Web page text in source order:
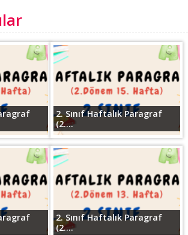
2. Sınıf Haftalık Paragraf
(2....
2. Sınıf Haftalık Paragraf
(2....